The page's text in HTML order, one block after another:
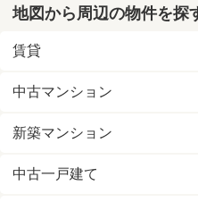
地図から周辺の物件を探
賃貸
中古マンション
新築マンション
中古一戸建て